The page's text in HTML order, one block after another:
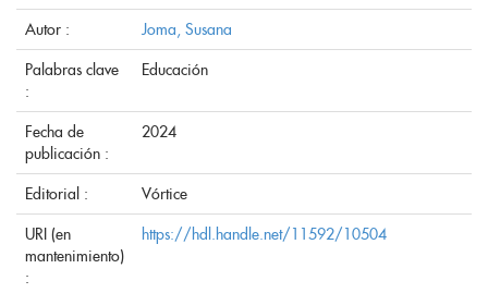
Autor : Joma, Susana
Palabras clave
:
Educación
Fecha de
publicación :
2024
Editorial : Vórtice
URI (en
mantenimiento)
:
https://hdl.handle.net/11592/10504